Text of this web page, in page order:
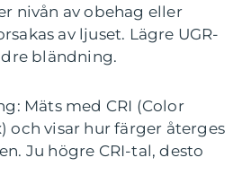
nivån av obehag eller
av ljuset. Lägre UGR-
bländning.
Mäts med CRI (Color
och visar hur färger återges
Ju högre CRI-tal, desto